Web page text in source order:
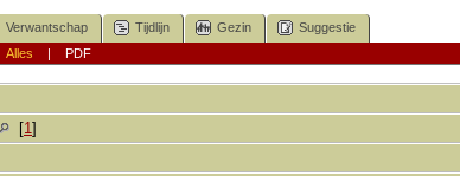
Verwantschap Tijdlijn Gezin
Suggestie
Alles | PDF
[1]